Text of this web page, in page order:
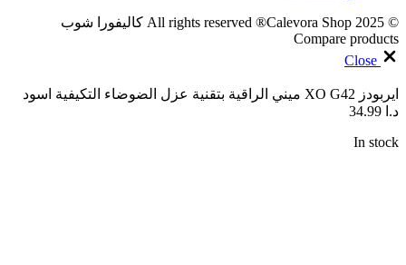
© 2025 All rights reserved ®Calevora Shop كاليفورا شوب
Compare products
Close
ايربودز XO G42 ميني الراقية بتقنية عزل الضوضاء التكيفية اسود
د.ا
In stock